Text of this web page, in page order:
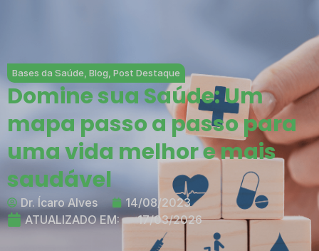
Bases da Saúde ,Blog ,Post Destaque
Domine sua Saúde: Um
mapa passo a passo para
uma vida melhor e mais
saudável
Dr. Ícaro Alves
14/08/2023
ATUALIZADO EM:
17/03/2026